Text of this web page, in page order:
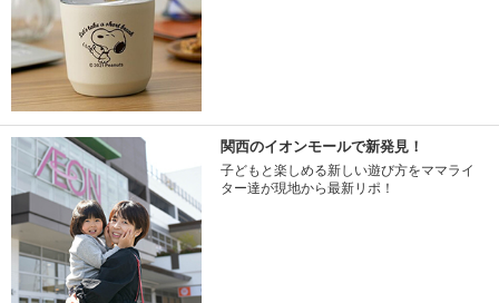
関西のイオンモールで新発見！
子どもと楽しめる新しい遊び方をママライ
ター達が現地から最新リポ！